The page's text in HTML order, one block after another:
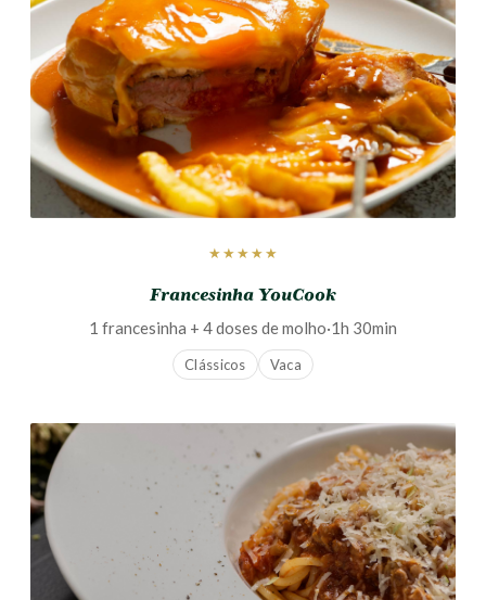
★★★★★
Francesinha YouCook
1 francesinha + 4 doses de molho·1h 30min
Clássicos Vaca